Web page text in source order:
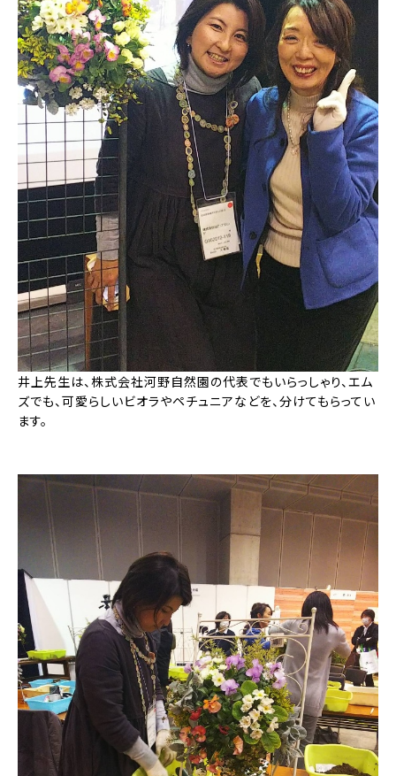
井上先生は、株式会社河野自然園の代表でもいらっしゃり、エム
ズでも、可愛らしいビオラやペチュニアなどを、分けてもらってい
ます。